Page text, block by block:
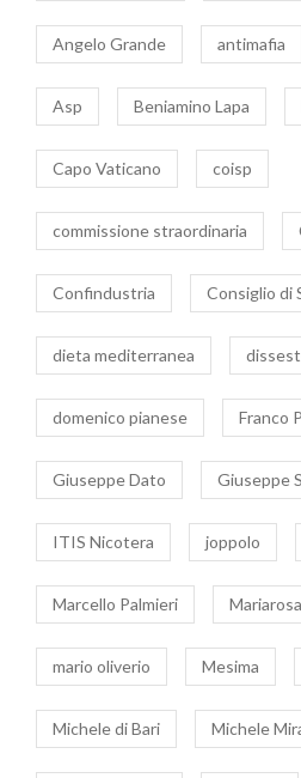
Angelo Grande antimafia
Asp Beniamino Lapa
Capo Vaticano coisp
commissione straordinaria
Confindustria Consiglio di
dieta mediterranea
domenico pianese Franco
Giuseppe Dato Giuseppe
ITIS Nicotera joppolo
Marcello Palmieri
mario oliverio Mesima
Michele di Bari Michele